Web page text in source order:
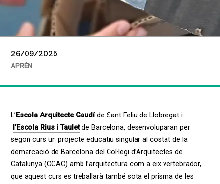
26/09/2025
APRÈN
L’ Escola Arquitecte Gaudíde Sant Feliu de Llobregat i
l’Escola Rius i Tauletde Barcelona, desenvoluparan per
segon curs un projecte educatiu singular al costat de la
demarcació de Barcelona del Col·legi d’Arquitectes de
Catalunya (COAC) amb l’arquitectura com a eix vertebrador,
que aquest curs es treballarà també sota el prisma de les